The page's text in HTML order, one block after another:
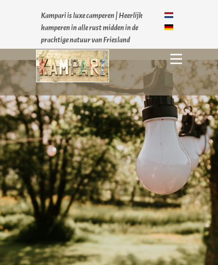
Kampari is luxe camperen | Heerlijk
kamperen in alle rust midden in de
prachtige natuur van Friesland
Home
Accomodaties
Waarom Kampari
Ervaringen
Contact